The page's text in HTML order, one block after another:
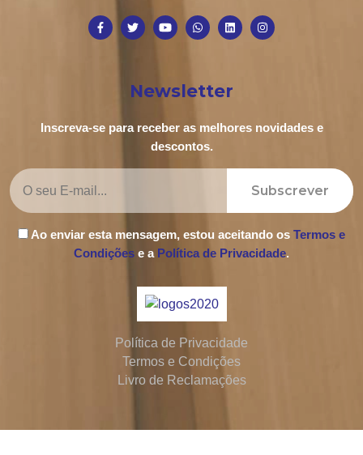
Newsletter
Inscreva-se para receber as melhores novidades e
descontos.
Subscrever
Ao enviar esta mensagem, estou aceitando os Termos e
Condições e a Política de Privacidade.
Política de Privacidade
Termos e Condições
Livro de Reclamações